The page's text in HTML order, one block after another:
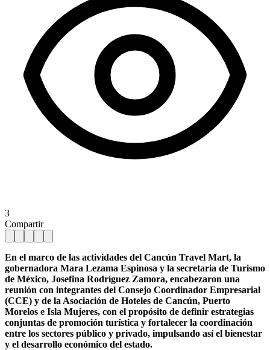
3
Compartir
En el marco de las actividades del Cancún Travel Mart, la
gobernadora Mara Lezama Espinosa y la secretaria de Turismo
de México, Josefina Rodríguez Zamora, encabezaron una
reunión con integrantes del Consejo Coordinador Empresarial
(CCE) y de la Asociación de Hoteles de Cancún, Puerto
Morelos e Isla Mujeres, con el propósito de definir estrategias
conjuntas de promoción turística y fortalecer la coordinación
entre los sectores público y privado, impulsando así el bienestar
y el desarrollo económico del estado.